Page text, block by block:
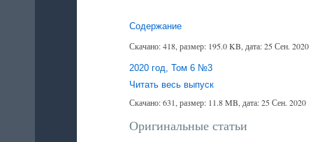
Содержание
Скачано: 418, размер: 195.0 KB, дата: 25 Сен. 2020
2020 год, Том 6 №3
Читать весь выпуск
Скачано: 631, размер: 11.8 MB, дата: 25 Сен. 2020
Оригинальные статьи